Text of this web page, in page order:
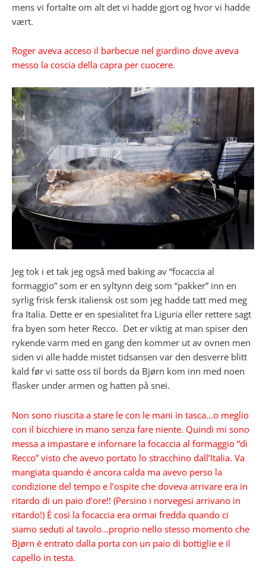
mens vi fortalte om alt det vi hadde gjort og hvor vi hadde
vært.
Roger aveva acceso il barbecue nel giardino dove aveva
messo la coscia della capra per cuocere.
Jeg tok i et tak jeg også med baking av “focaccia al
formaggio” som er en syltynn deig som “pakker” inn en
syrlig frisk fersk italiensk ost som jeg hadde tatt med meg
fra Italia. Dette er en spesialitet fra Liguria eller rettere sagt
fra byen som heter Recco. Det er viktig at man spiser den
rykende varm med en gang den kommer ut av ovnen men
siden vi alle hadde mistet tidsansen var den desverre blitt
kald før vi satte oss til bords da Bjørn kom inn med noen
flasker under armen og hatten på snei.
Non sono riuscita a stare le con le mani in tasca…o meglio
con il bicchiere in mano senza fare niente. Quindi mi sono
messa a impastare e infornare la focaccia al formaggio “di
Recco” visto che avevo portato lo stracchino dall’Italia. Va
mangiata quando é ancora calda ma avevo perso la
condizione del tempo e l’ospite che doveva arrivare era in
ritardo di un paio d’ore!! (Persino i norvegesi arrivano in
ritardo!) È così la focaccia era ormai fredda quando ci
siamo seduti al tavolo…proprio nello stesso momento che
Bjørn è entrato dalla porta con un paio di bottiglie e il
capello in testa.